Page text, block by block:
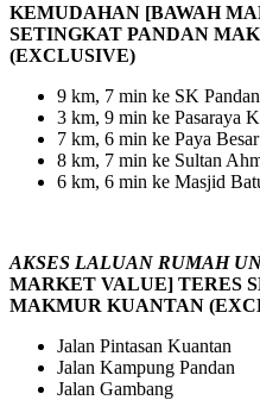
KEMUDAHAN [BAWAH
SETINGKAT PANDAN
(EXCLUSIVE)
9 km, 7 min ke SK Pandan
3 km, 9 min ke Pasaraya
7 km, 6 min ke Paya
8 km, 7 min ke Sultan
6 km, 6 min ke Masjid
AKSES LALUAN RUMAH
MARKET VALUE] TERES
MAKMUR KUANTAN
Jalan Pintasan Kuantan
Jalan Kampung Pandan
Jalan Gambang